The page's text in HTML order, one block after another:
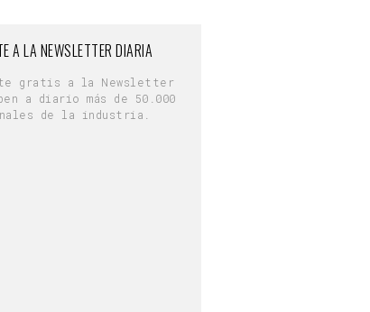
A LA NEWSLETTER DIARIA
gratis a la Newsletter
a diario más de 50.000
de la industria.